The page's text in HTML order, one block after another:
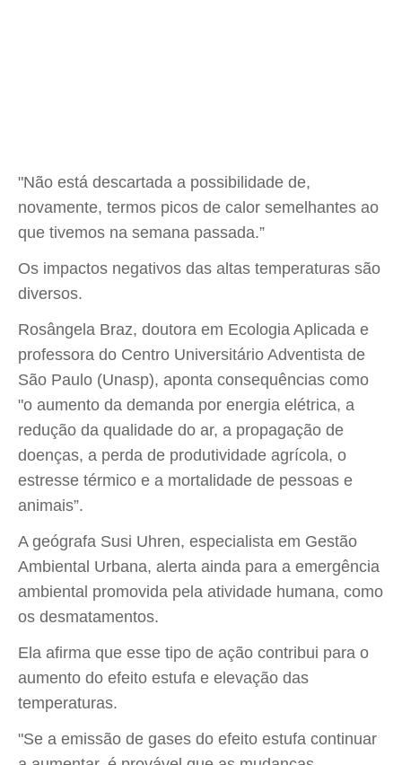
"Não está descartada a possibilidade de,
novamente, termos picos de calor semelhantes ao
que tivemos na semana passada.”
Os impactos negativos das altas temperaturas são
diversos.
Rosângela Braz, doutora em Ecologia Aplicada e
professora do Centro Universitário Adventista de
São Paulo (Unasp), aponta consequências como
"o aumento da demanda por energia elétrica, a
redução da qualidade do ar, a propagação de
doenças, a perda de produtividade agrícola, o
estresse térmico e a mortalidade de pessoas e
animais”.
A geógrafa Susi Uhren, especialista em Gestão
Ambiental Urbana, alerta ainda para a emergência
ambiental promovida pela atividade humana, como
os desmatamentos.
Ela afirma que esse tipo de ação contribui para o
aumento do efeito estufa e elevação das
temperaturas.
"Se a emissão de gases do efeito estufa continuar